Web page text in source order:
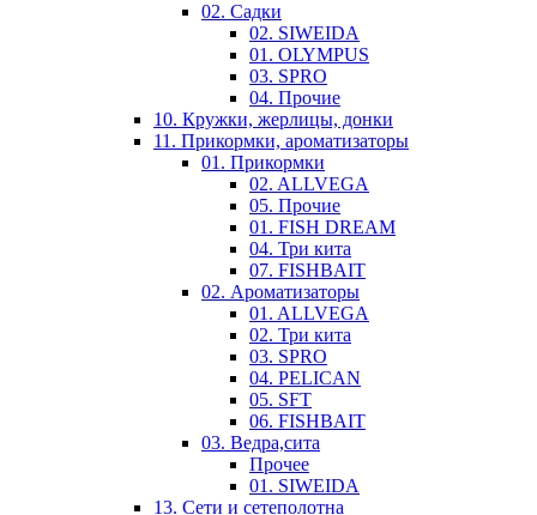
02. Садки
02. SIWEIDA
01. OLYMPUS
03. SPRO
04. Прочие
10. Кружки, жерлицы, донки
11. Прикормки, ароматизаторы
01. Прикормки
02. ALLVEGA
05. Прочие
01. FISH DREAM
04. Три кита
07. FISHBAIT
02. Ароматизаторы
01. ALLVEGA
02. Три кита
03. SPRO
04. PELICAN
05. SFT
06. FISHBAIT
03. Ведра,сита
Прочее
01. SIWEIDA
13. Сети и сетеполотна